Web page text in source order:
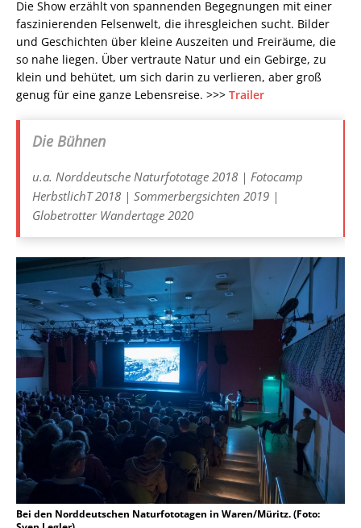
Die Show erzählt von spannenden Begegnungen mit einer
faszinierenden Felsenwelt, die ihresgleichen sucht. Bilder
und Geschichten über kleine Auszeiten und Freiräume, die
so nahe liegen. Über vertraute Natur und ein Gebirge, zu
klein und behütet, um sich darin zu verlieren, aber groß
genug für eine ganze Lebensreise. >>> Trailer
Die Bühnen
u.a. Norddeutsche Naturfototage 2018 | Fotocamp
HerbstlichT 2018 | Sommerbergsichten 2019 |
Globetrotter Wandertage 2020
Bei den Norddeutschen Naturfototagen in Waren/Müritz. (Foto: